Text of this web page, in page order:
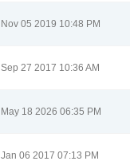
Nov 05 2019 10:48 PM
Sep 27 2017 10:36 AM
May 18 2026 06:35 PM
Jan 06 2017 07:13 PM